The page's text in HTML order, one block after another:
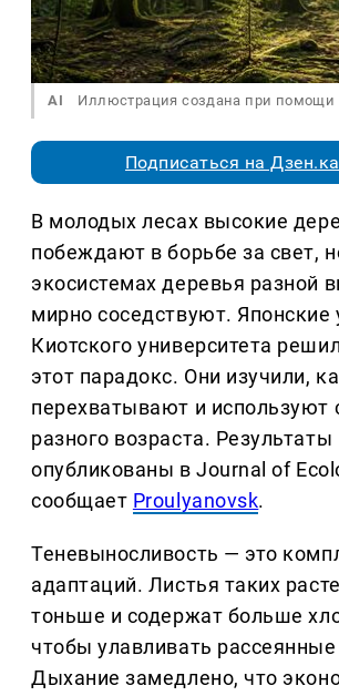
AI Иллюстрация создана при помощи
Подписаться на
В молодых лесах высокие
побеждают в борьбе за свет,
экосистемах деревья разной
мирно соседствуют. Японские
Киотского университета
этот парадокс. Они изучили,
перехватывают и используют
разного возраста. Результаты
опубликованы в Journal of
сообщает Proulyanovsk.
Теневыносливость — это
адаптаций. Листья таких
тоньше и содержат больше
чтобы улавливать рассеянные
Дыхание замедлено, что